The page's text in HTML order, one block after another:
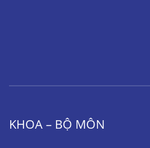
KHOA – BỘ MÔN